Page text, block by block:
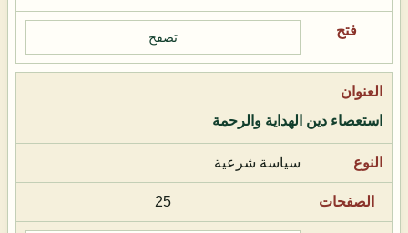
تصفح
استعصاء دين الهداية والرحمة
سياسة شرعية
25